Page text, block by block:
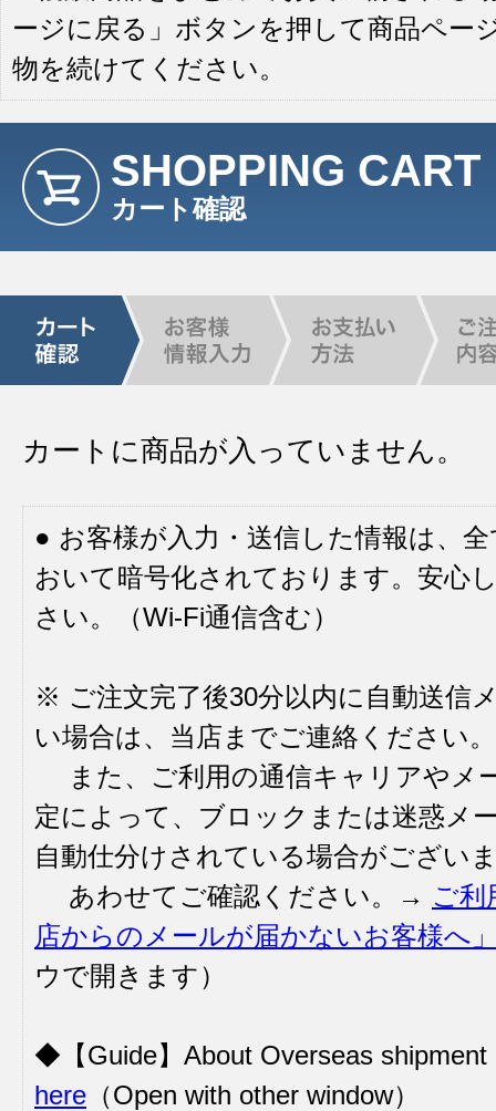
ージに戻る」ボタンを押して商品ペー
物を続けてください。
SHOPPING CART
カート確認
カートに商品が入っていません。
● お客様が入力・送信した情報は、
おいて暗号化されております。安心
さい。（Wi-Fi通信含む）
※ ご注文完了後30分以内に自動送信
い場合は、当店までご連絡ください。
また、ご利用の通信キャリアやメ
定によって、ブロックまたは迷惑メ
自動仕分けされている場合がござい
あわせてご確認ください。→ ご利
店からのメールが届かないお客様へ
ウで開きます）
◆【Guide】About Overseas shipment
here （Open with other window）